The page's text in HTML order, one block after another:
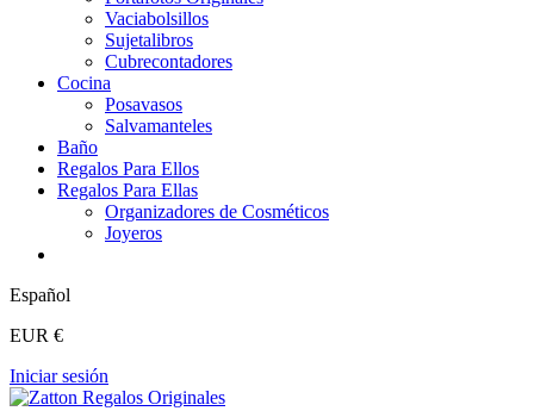
Vaciabolsillos
Sujetalibros
Cubrecontadores
Cocina
Posavasos
Salvamanteles
Baño
Regalos Para Ellos
Regalos Para Ellas
Organizadores de Cosméticos
Joyeros
Español
EUR €
Iniciar sesión